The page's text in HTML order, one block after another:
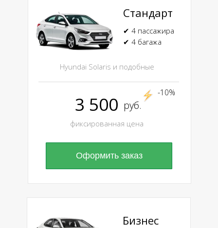
Оформить заказ
Стандарт
Hyundai Solaris и подобные
✔ 4 пассажира
✔ 4 багажа
3 500
фиксированная цена
Бизнес
руб.
-10%